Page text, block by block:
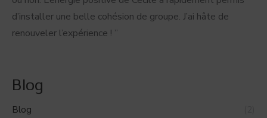
d’installer une belle cohésion de groupe. J’ai hâte de
renouveler l’expérience ! ”
Blog
Blog